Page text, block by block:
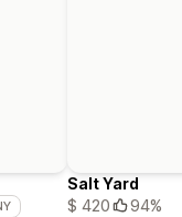
Salt Yard
$ 420
94%